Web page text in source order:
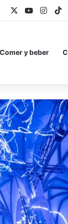
YouTube
Comer y beber